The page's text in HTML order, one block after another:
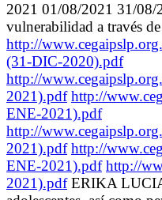
2021 01/08/2021 31/08/
vulnerabilidad a través
http://
(31-DIC-2020).pdf
http://
2021).pdf http://
ENE-2021).pdf
http://
2021).pdf http://
ENE-2021).pdf http://
2021).pdfERIKA